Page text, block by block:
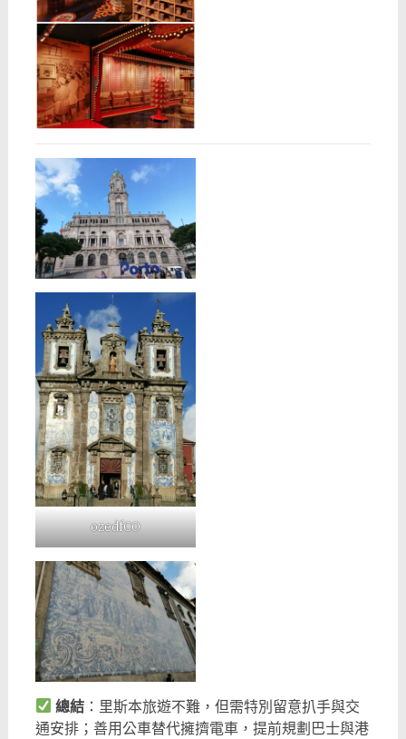
ozedfCO
總結 ：里斯本旅遊不難，但需特別留意扒手與交
通安排；善用公車替代擁擠電車，提前規劃巴士與港